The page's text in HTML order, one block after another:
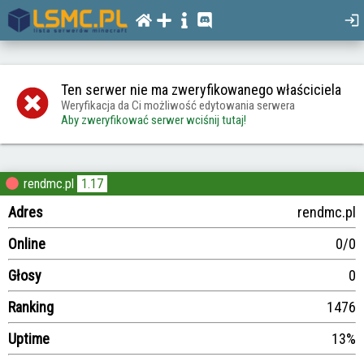
Ten serwer nie ma zweryfikowanego właściciela
Weryfikacja da Ci możliwość edytowania serwera
Aby zweryfikować serwer wciśnij tutaj!
rendmc.pl 1.17
Adres
rendmc.pl
Online
0/0
Głosy
0
Ranking
1476
Uptime
13%